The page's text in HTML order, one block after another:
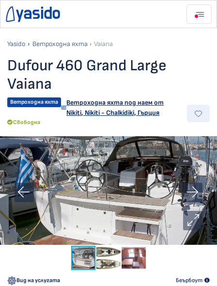
Yasido Ветроходна яхта Vaiana
Dufour 460 Grand Large
Vaiana
Ветроходна яхта
Ветроходна яхта под наем от
Nikiti, Nikiti - Chalkidiki, Гърция
Свободна
Вид на услугата Беърбоут